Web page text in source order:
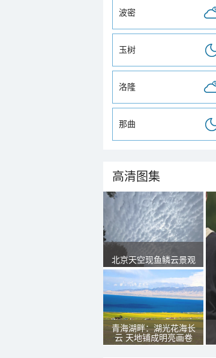
波密
玉树
洛隆
那曲
高清图集
北京天空现鱼鳞云景观
青海湖畔：湖光花海长
云 天地铺成明亮画卷